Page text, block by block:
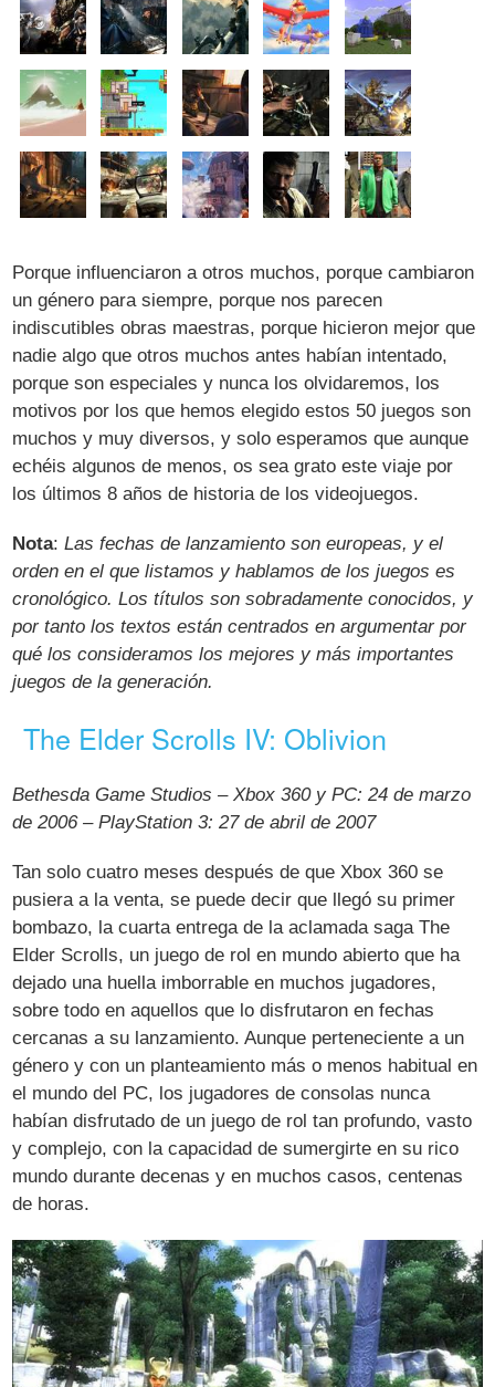
Porque influenciaron a otros muchos, porque cambiaron
un género para siempre, porque nos parecen
indiscutibles obras maestras, porque hicieron mejor que
nadie algo que otros muchos antes habían intentado,
porque son especiales y nunca los olvidaremos, los
motivos por los que hemos elegido estos 50 juegos son
muchos y muy diversos, y solo esperamos que aunque
echéis algunos de menos, os sea grato este viaje por
los últimos 8 años de historia de los videojuegos.
Nota:Las fechas de lanzamiento son europeas, y el
orden en el que listamos y hablamos de los juegos es
cronológico. Los títulos son sobradamente conocidos, y
por tanto los textos están centrados en argumentar por
qué los consideramos los mejores y más importantes
juegos de la generación.
The Elder Scrolls IV: Oblivion
Bethesda Game Studios – Xbox 360 y PC: 24 de marzo
de 2006 – PlayStation 3: 27 de abril de 2007
Tan solo cuatro meses después de que Xbox 360 se
pusiera a la venta, se puede decir que llegó su primer
bombazo, la cuarta entrega de la aclamada saga The
Elder Scrolls, un juego de rol en mundo abierto que ha
dejado una huella imborrable en muchos jugadores,
sobre todo en aquellos que lo disfrutaron en fechas
cercanas a su lanzamiento. Aunque perteneciente a un
género y con un planteamiento más o menos habitual en
el mundo del PC, los jugadores de consolas nunca
habían disfrutado de un juego de rol tan profundo, vasto
y complejo, con la capacidad de sumergirte en su rico
mundo durante decenas y en muchos casos, centenas
de horas.